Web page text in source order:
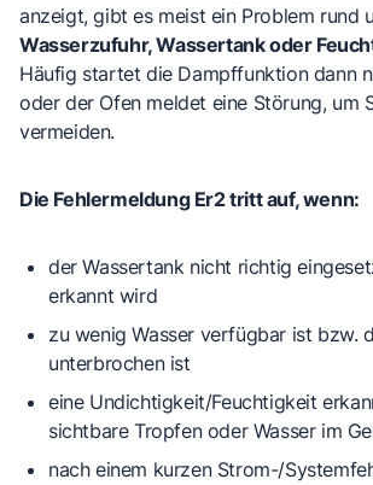
anzeigt, gibt es meist ein Problem rund
Wasserzufuhr, Wassertank oder
Häufig startet die Dampffunktion dann
oder der Ofen meldet eine Störung, um
vermeiden.
Die Fehlermeldung Er2 tritt auf, wenn:
derWassertank nicht richtig
erkannt wird
zu wenig Wasser verfügbar ist bzw.
unterbrochen ist
eine Undichtigkeit/Feuchtigkeit
sichtbare Tropfen oder Wasser im
nach einem kurzen Strom-/